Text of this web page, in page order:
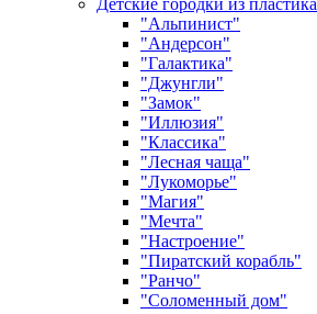
Детские городки из пластика
"Альпинист"
"Андерсон"
"Галактика"
"Джунгли"
"Замок"
"Иллюзия"
"Классика"
"Лесная чаща"
"Лукоморье"
"Магия"
"Мечта"
"Настроение"
"Пиратский корабль"
"Ранчо"
"Соломенный дом"